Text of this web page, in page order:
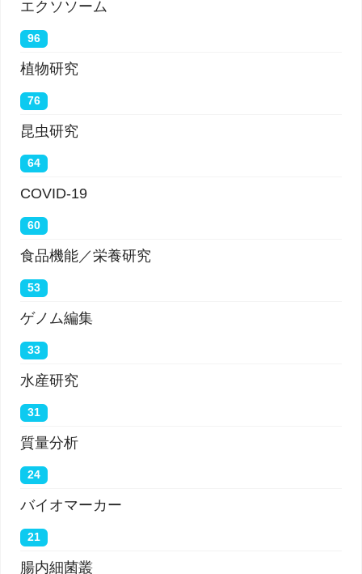
エクソソーム
96
植物研究
76
昆虫研究
64
COVID-19
60
食品機能／栄養研究
53
ゲノム編集
33
水産研究
31
質量分析
24
バイオマーカー
21
腸内細菌叢